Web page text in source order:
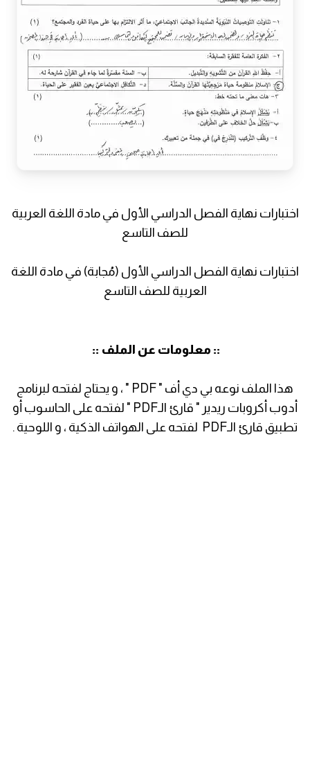
اختبارات نهاية الفصل الدراسي الأول في مادة اللغة العربية
للصف التاسع
اختبارات نهاية الفصل الدراسي الأول (مُجابة) في مادة اللغة
العربية للصف التاسع
:: معلومات عن الملف ::
هذا الملف نوعه بي دي أف " PDF " ، و يحتاج لفتحه لبرنامج
أدوب أكروبات ريدير " قارئ الـPDF " لفتحه على الحاسوب أو
تطبيق قارئ الـPDF لفتحه على الهواتف الذكية ، و اللوحية .